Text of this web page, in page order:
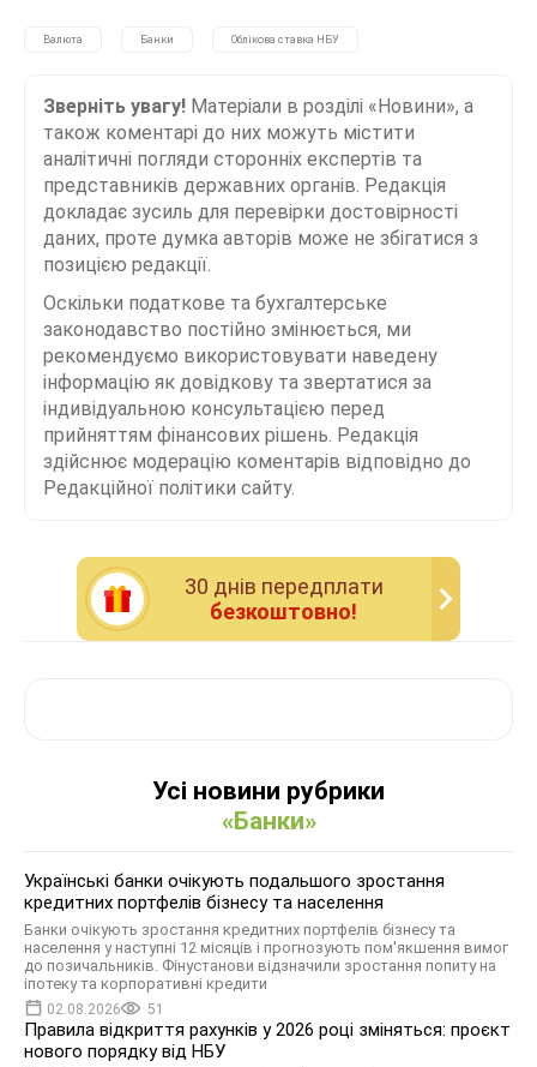
Валюта Банки Облікова ставка НБУ
Зверніть увагу! Матеріали в розділі «Новини», а
також коментарі до них можуть містити
аналітичні погляди сторонніх експертів та
представників державних органів. Редакція
докладає зусиль для перевірки достовірності
даних, проте думка авторів може не збігатися з
позицією редакції.
Оскільки податкове та бухгалтерське
законодавство постійно змінюється, ми
рекомендуємо використовувати наведену
інформацію як довідкову та звертатися за
індивідуальною консультацією перед
прийняттям фінансових рішень. Редакція
здійснює модерацію коментарів відповідно до
Редакційної політики сайту.
30 днiв передплати
безкоштовно!
Усі новини рубрики
«Банки»
Українські банки очікують подальшого зростання
кредитних портфелів бізнесу та населення
Банки очікують зростання кредитних портфелів бізнесу та
населення у наступні 12 місяців і прогнозують пом'якшення вимог
до позичальників. Фінустанови відзначили зростання попиту на
іпотеку та корпоративні кредити
02.08.2026 51
Правила відкриття рахунків у 2026 році зміняться: проєкт
нового порядку від НБУ